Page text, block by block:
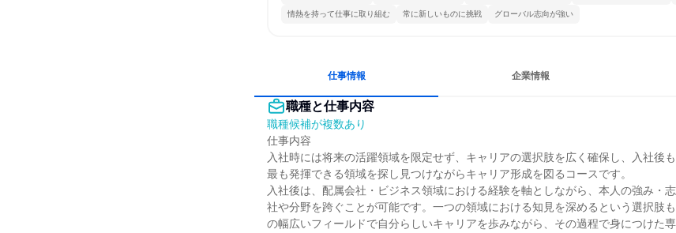
情熱を持って仕事に取り組む 常に新しいものに挑戦 グローバル志向が強い
仕事情報 企業情報
職種と仕事内容
職種候補が複数あり
仕事内容
入社時には将来の活躍領域を限定せず、キャリアの選択肢を広く確保し、入社後
最も発揮できる領域を探し見つけながらキャリア形成を図るコースです。
入社後は、配属会社・ビジネス領域における経験を軸としながら、本人の強み・
社や分野を跨ぐことが可能です。一つの領域における知見を深めるという選択肢も
の幅広いフィールドで自分らしいキャリアを歩みながら、その過程で身につけた